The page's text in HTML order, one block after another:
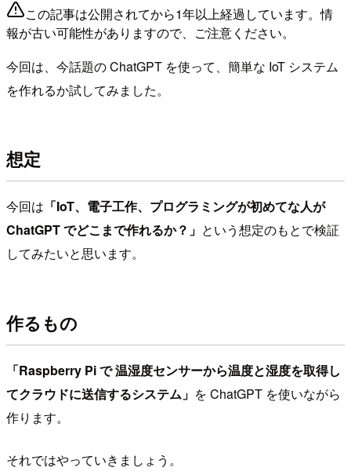
この記事は公開されてから1年以上経過しています。情
報が古い可能性がありますので、ご注意ください。
今回は、今話題の ChatGPT を使って、簡単な IoT システム
を作れるか試してみました。
想定
今回は 「IoT、電子工作、プログラミングが初めてな人が
ChatGPT でどこまで作れるか？」 という想定のもとで検証
してみたいと思います。
作るもの
「Raspberry Pi で 温湿度センサーから温度と湿度を取得し
てクラウドに送信するシステム」 を ChatGPT を使いながら
作ります。
それではやっていきましょう。